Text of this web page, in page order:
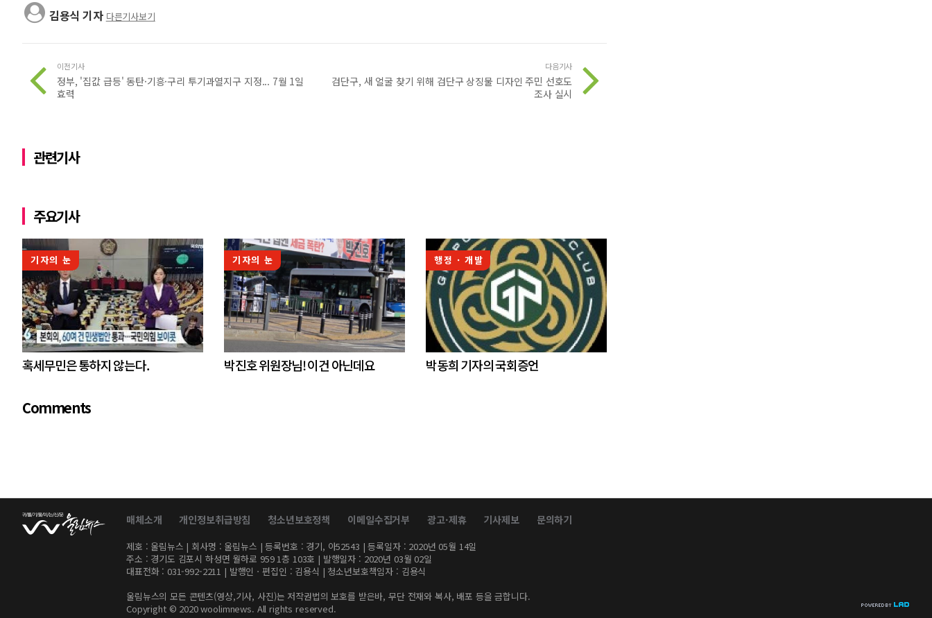
김용식 기자 다른기사보기
이전기사
정부, '집값 급등' 동탄·기흥·구리 투기과열지구 지정... 7월 1일
효력
다음기사
검단구, 새 얼굴 찾기 위해 검단구 상징물 디자인 주민 선호도
조사 실시
관련기사
주요기사
기자의 눈
혹세무민은 통하지 않는다.
기자의 눈
박진호 위원장님! 이건 아닌데요
행정 · 개발
박동희 기자의 국회증언
Comments
매체소개 개인정보취급방침 청소년보호정책 이메일수집거부 광고·제휴 기사제보 문의하기
제호 : 울림뉴스 | 회사명 : 울림뉴스 | 등록번호 : 경기, 아52543 | 등록일자 : 2020년 05월 14일
주소 : 경기도 김포시 하성면 월하로 959 1층 103호 | 발행일자 : 2020년 03월 02일
대표전화 : 031-992-2211 | 발행인ㆍ편집인 : 김용식 | 청소년보호책임자 : 김용식
울림뉴스의 모든 콘텐츠(영상,기사, 사진)는 저작권법의 보호를 받은바, 무단 전재와 복사, 배포 등을 금합니다.
Copyright © 2020 woolimnews. All rights reserved.